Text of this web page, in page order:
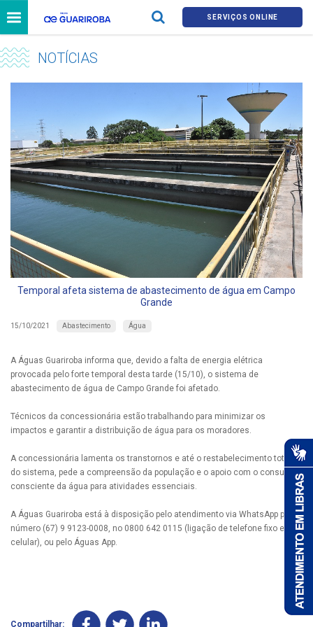
SERVIÇOS ONLINE
NOTÍCIAS
Temporal afeta sistema de abastecimento de água em Campo
Grande
15/10/2021 Abastecimento Água
A Águas Guariroba informa que, devido a falta de energia elétrica
provocada pelo forte temporal desta tarde (15/10), o sistema de
abastecimento de água de Campo Grande foi afetado.
Técnicos da concessionária estão trabalhando para minimizar os
impactos e garantir a distribuição de água para os moradores.
A concessionária lamenta os transtornos e até o restabelecimento total
do sistema, pede a compreensão da população e o apoio com o consumo
consciente da água para atividades essenciais.
A Águas Guariroba está à disposição pelo atendimento via WhatsApp pelo
número (67) 9 9123-0008, no 0800 642 0115 (ligação de telefone fixo e
celular), ou pelo Águas App.
Compartilhar: